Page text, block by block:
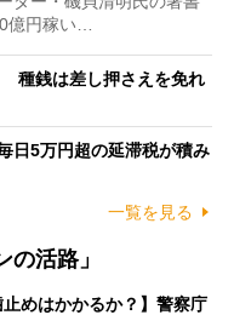
億円稼い…
種銭は差し押さえを免れ
日5万円超の延滞税が積み
一覧を見る
活路」
止めはかかるか？】警察庁